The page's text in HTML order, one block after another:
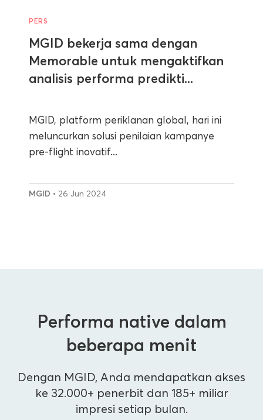
PERS
MGID bekerja sama dengan
Memorable untuk mengaktifkan
analisis performa predikti...
MGID, platform periklanan global, hari ini
meluncurkan solusi penilaian kampanye
pre-flight inovatif...
MGID • 26 Jun 2024
Performa native dalam
beberapa menit
Dengan MGID, Anda mendapatkan akses
ke 32.000+ penerbit dan 185+ miliar
impresi setiap bulan.